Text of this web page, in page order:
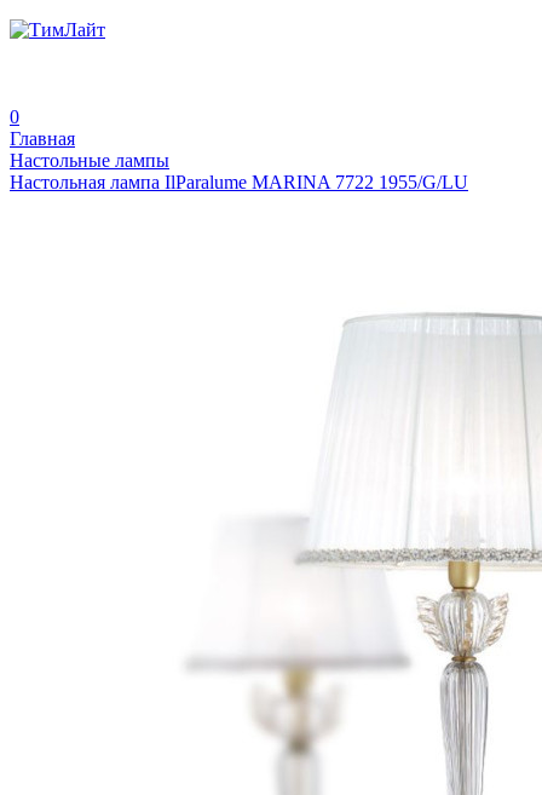
0
Главная
Настольные лампы
Настольная лампа IlParalume MARINA 7722 1955/G/LU